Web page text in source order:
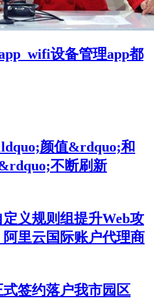
设备管理app都
颜值&rdquo;和
不断刷新
义规则组提升Web攻
里云国际账户代理商
签约落户我市园区